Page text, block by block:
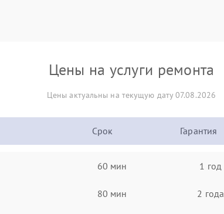
Цены на услуги ремонта
Цены актуальны на текущую дату 07.08.2026
Срок Гарантия
60 мин 1 год
80 мин 2 года